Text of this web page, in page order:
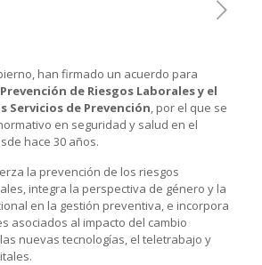
han firmado un acuerdo para
de Riesgos Laborales y el
Servicios de Prevención, por el que se
en seguridad y salud en el
hace 30 años.
la prevención de los riesgos
integra la perspectiva de género y la
en la gestión preventiva, e incorpora
asociados al impacto del cambio
nuevas tecnologías, el teletrabajo y